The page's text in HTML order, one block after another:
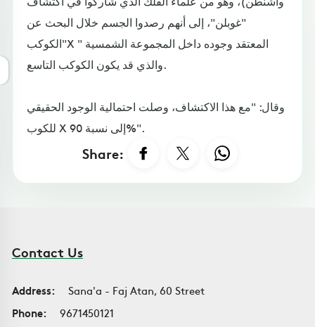
"غوبلن"، إلى أنهم رصدوا الجسم خلال البحث عن
"الكوكبX " المعتقد وجوده داخل المجموعة الشمسية
والذي قد يكون الكوكب التاسع.
وقال: "مع هذا الاكتشاف، وصلت احتمالية الوجود الحقيقي
للكوب X إلى نسبة 90%".
Share:
Contact Us
Address:
Sana'a - Faj Atan, 60 Street
Phone:
9671450121